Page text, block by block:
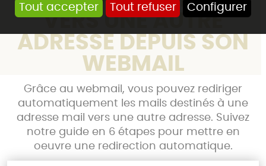
Tout accepter Tout refuser Configurer
VERS UNE AUTRE
ADRESSE DEPUIS SON
WEBMAIL
Grâce au webmail, vous pouvez rediriger
automatiquement les mails destinés à une
adresse mail vers une autre adresse. Suivez
notre guide en 6 étapes pour mettre en
oeuvre une redirection automatique.